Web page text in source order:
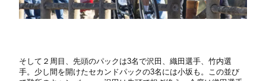
そして２周目、先頭のパックは3名で沢田、織田選手、竹内選
手。少し間を開けたセカンドパックの3名には小坂も。この並び